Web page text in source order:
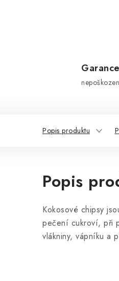
Popis produktu
Popis
Kokosové chipsy
pečení cukroví, při
vlákniny, vápníku a